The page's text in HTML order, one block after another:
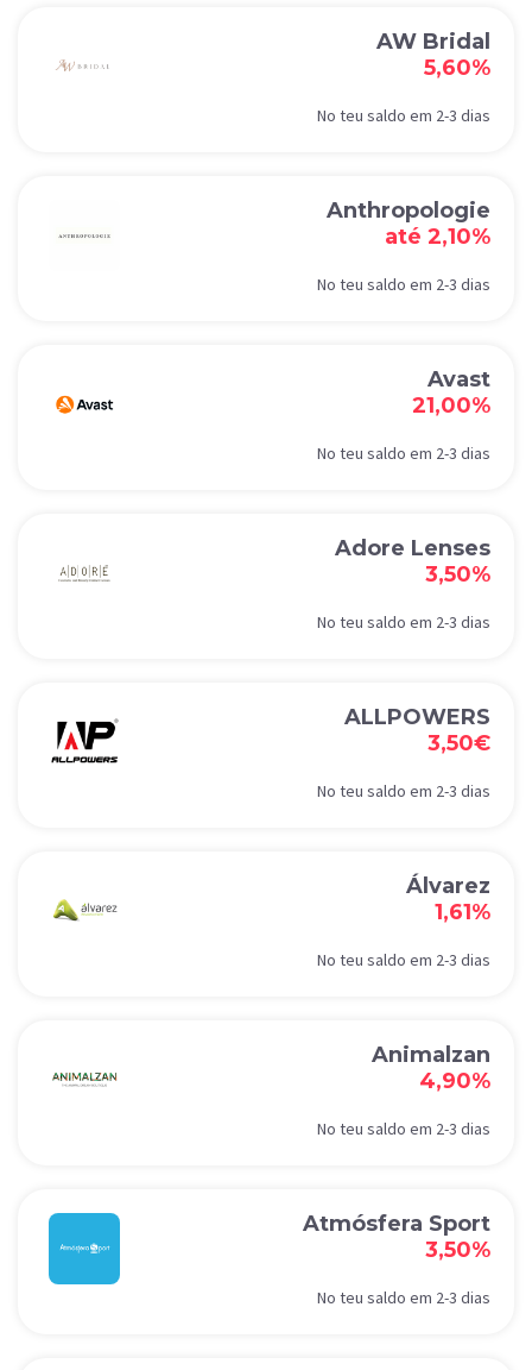
AW Bridal
5,60%
No teu saldo em 2-3 dias
Anthropologie
até 2,10%
No teu saldo em 2-3 dias
Avast
21,00%
No teu saldo em 2-3 dias
Adore Lenses
3,50%
No teu saldo em 2-3 dias
ALLPOWERS
3,50€
No teu saldo em 2-3 dias
Álvarez
1,61%
No teu saldo em 2-3 dias
Animalzan
4,90%
No teu saldo em 2-3 dias
Atmósfera Sport
3,50%
No teu saldo em 2-3 dias